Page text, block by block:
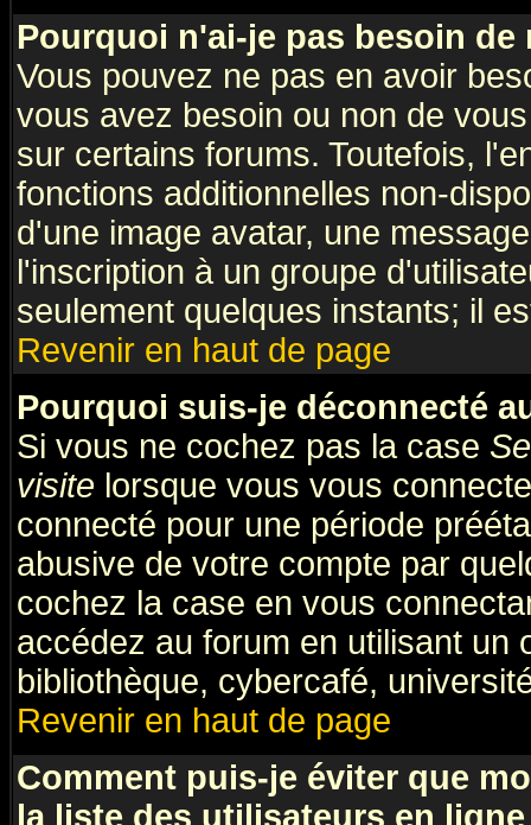
Pourquoi n'ai-je pas besoin de
Vous pouvez ne pas en avoir
vous avez besoin ou non de
sur certains forums. Toutefois,
fonctions additionnelles non-
d'une image avatar, une
l'inscription à un groupe
seulement quelques instants; il
Revenir en haut de page
Pourquoi suis-je déconnecté
Si vous ne cochez pas la case
visite lorsque vous vous
connecté pour une période
abusive de votre compte par
cochez la case en vous
accédez au forum en utilisant un
bibliothèque, cybercafé,
Revenir en haut de page
Comment puis-je éviter que
la liste des utilisateurs en